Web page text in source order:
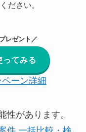
ださい。
レゼント／
ってみる
ーン詳細
性があります。